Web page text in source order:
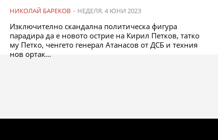
НИКОЛАЙ БАРЕКОВ - НЕДЕЛЯ, 4 ЮНИ 2023
Изключително скандална политическа фигура
парадира да е новото острие на Кирил Петков, татко
му Петко, ченгето генерал Атанасов от ДСБ и техния
нов ортак...